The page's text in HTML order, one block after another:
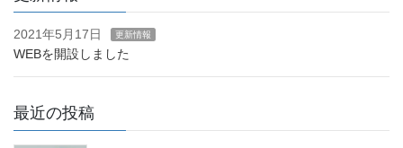
2021年5月17日 更新情報
WEBを開設しました
最近の投稿